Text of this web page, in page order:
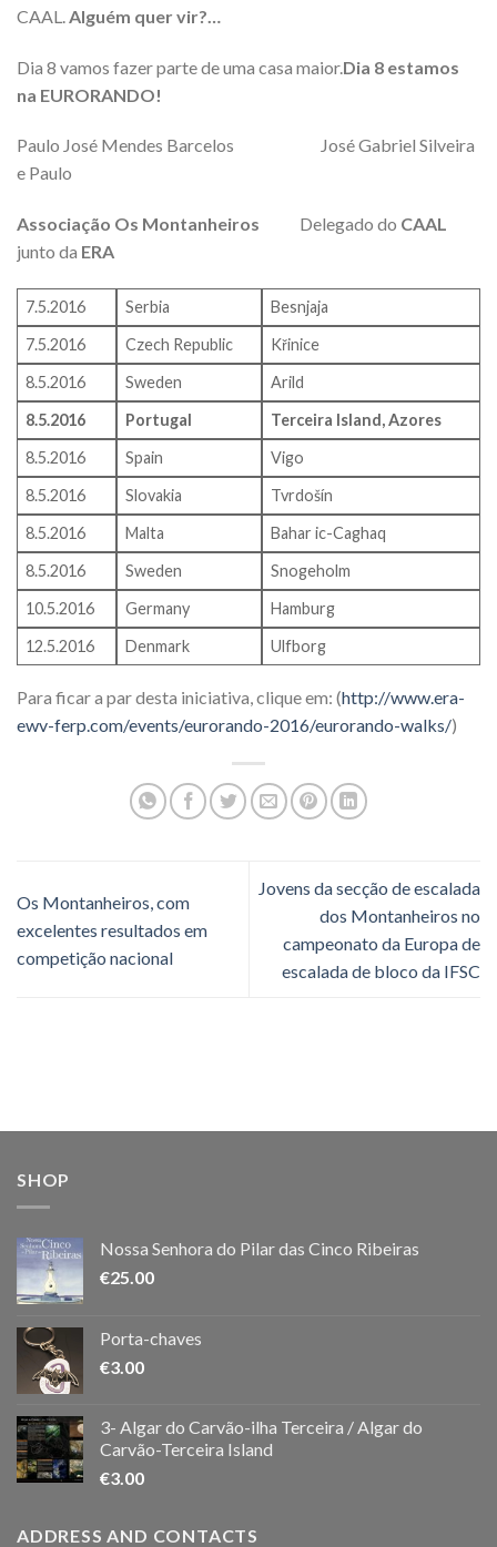
CAAL. Alguém quer vir?…
Dia 8 vamos fazer parte de uma casa maior.Dia 8 estamos
na EURORANDO!
Paulo José Mendes Barcelos José Gabriel Silveira
e Paulo
Associação Os Montanheiros Delegado do CAAL
junto da ERA
7.5.2016 Serbia
Besnjaja
7.5.2016
Czech Republic
Křinice
8.5.2016
Sweden
Arild
8.5.2016
Portugal
Terceira Island, Azores
8.5.2016
Spain
Vigo
8.5.2016
Slovakia
Tvrdošín
8.5.2016
Malta
Bahar ic-Caghaq
8.5.2016
Sweden
Snogeholm
10.5.2016
Germany
Hamburg
12.5.2016
Denmark Ulfborg
Para ficar a par desta iniciativa, clique em: (http://www.era-
ewv-ferp.com/events/eurorando-2016/eurorando-walks/)
Os Montanheiros, com
excelentes resultados em
competição nacional
Jovens da secção de escalada
dos Montanheiros no
campeonato da Europa de
escalada de bloco da IFSC
SHOP
Nossa Senhora do Pilar das Cinco Ribeiras
€25.00
Porta-chaves
€3.00
3- Algar do Carvão-ilha Terceira / Algar do
Carvão-Terceira Island
€3.00
ADDRESS AND CONTACTS